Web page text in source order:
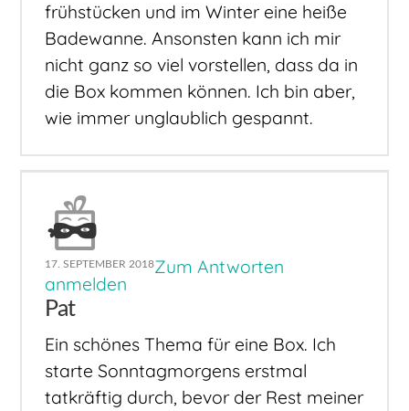
frühstücken und im Winter eine heiße
Badewanne. Ansonsten kann ich mir
nicht ganz so viel vorstellen, dass da in
die Box kommen können. Ich bin aber,
wie immer unglaublich gespannt.
17. SEPTEMBER 2018Zum Antworten
anmelden
Pat
Ein schönes Thema für eine Box. Ich
starte Sonntagmorgens erstmal
tatkräftig durch, bevor der Rest meiner